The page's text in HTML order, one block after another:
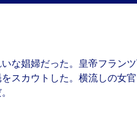
な娼婦だった。皇帝フラン
スカウトした。横流しの女